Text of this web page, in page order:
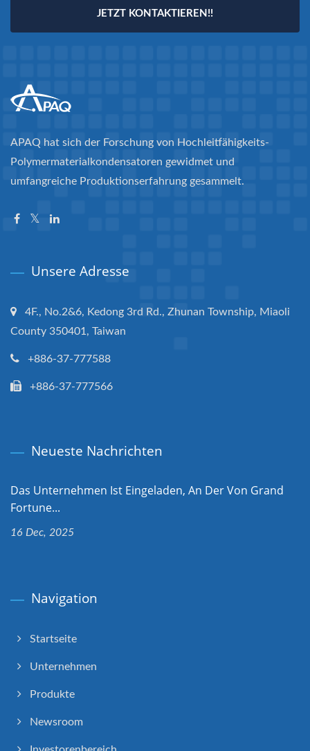
JETZT KONTAKTIEREN!!
APAQ hat sich der Forschung von Hochleitfähigkeits-
Polymermaterialkondensatoren gewidmet und
umfangreiche Produktionserfahrung gesammelt.
Unsere Adresse
4F., No.2&6, Kedong 3rd Rd., Zhunan Township, Miaoli
County 350401, Taiwan
+886-37-777588
+886-37-777566
Neueste Nachrichten
Das Unternehmen Ist Eingeladen, An Der Von Grand
Fortune...
16 Dec, 2025
Navigation
Startseite
Unternehmen
Produkte
Newsroom